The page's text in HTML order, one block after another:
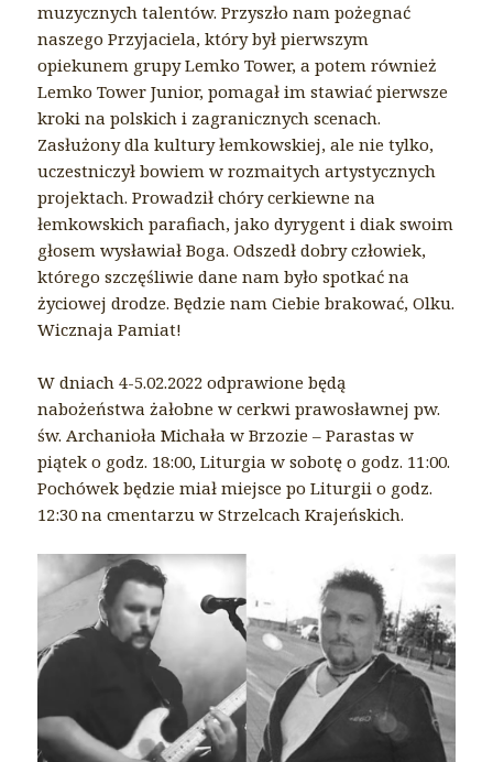
muzycznych talentów. Przyszło nam pożegnać
naszego Przyjaciela, który był pierwszym
opiekunem grupy Lemko Tower, a potem również
Lemko Tower Junior, pomagał im stawiać pierwsze
kroki na polskich i zagranicznych scenach.
Zasłużony dla kultury łemkowskiej, ale nie tylko,
uczestniczył bowiem w rozmaitych artystycznych
projektach. Prowadził chóry cerkiewne na
łemkowskich parafiach, jako dyrygent i diak swoim
głosem wysławiał Boga. Odszedł dobry człowiek,
którego szczęśliwie dane nam było spotkać na
życiowej drodze. Będzie nam Ciebie brakować, Olku.
Wicznaja Pamiat!
W dniach 4-5.02.2022 odprawione będą
nabożeństwa żałobne w cerkwi prawosławnej pw.
św. Archanioła Michała w Brzozie – Parastas w
piątek o godz. 18:00, Liturgia w sobotę o godz. 11:00.
Pochówek będzie miał miejsce po Liturgii o godz.
12:30 na cmentarzu w Strzelcach Krajeńskich.